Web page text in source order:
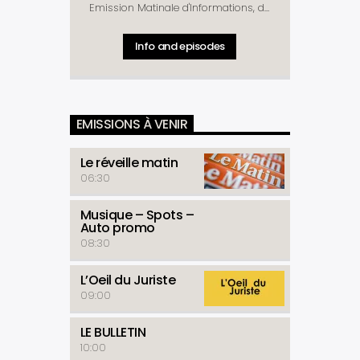
Emission Matinale d'Informations, de
de Détente ! Un rendez-vous complet
pour vous préparer à mieux débuter
Météo - Horoscope - Prénom du Jour
Une du Matinal - Causerie -
Chronique Politique (Lundi et Jeudi) -
Commentaire de la Rédaction -
Chronique Economique (Mardi) -
Arrêt sur Info (Lundi , Mercredi et
Vendredi) - Santé ( Mardi et Jeudi )-
Astuce Conso - Détente
Info and episodes
EMISSIONS À VENIR
Le réveille matin
06:30
Musique – Spots –
Auto promo
08:30
L’Oeil du Juriste
09:00
LE BULLETIN
10:00